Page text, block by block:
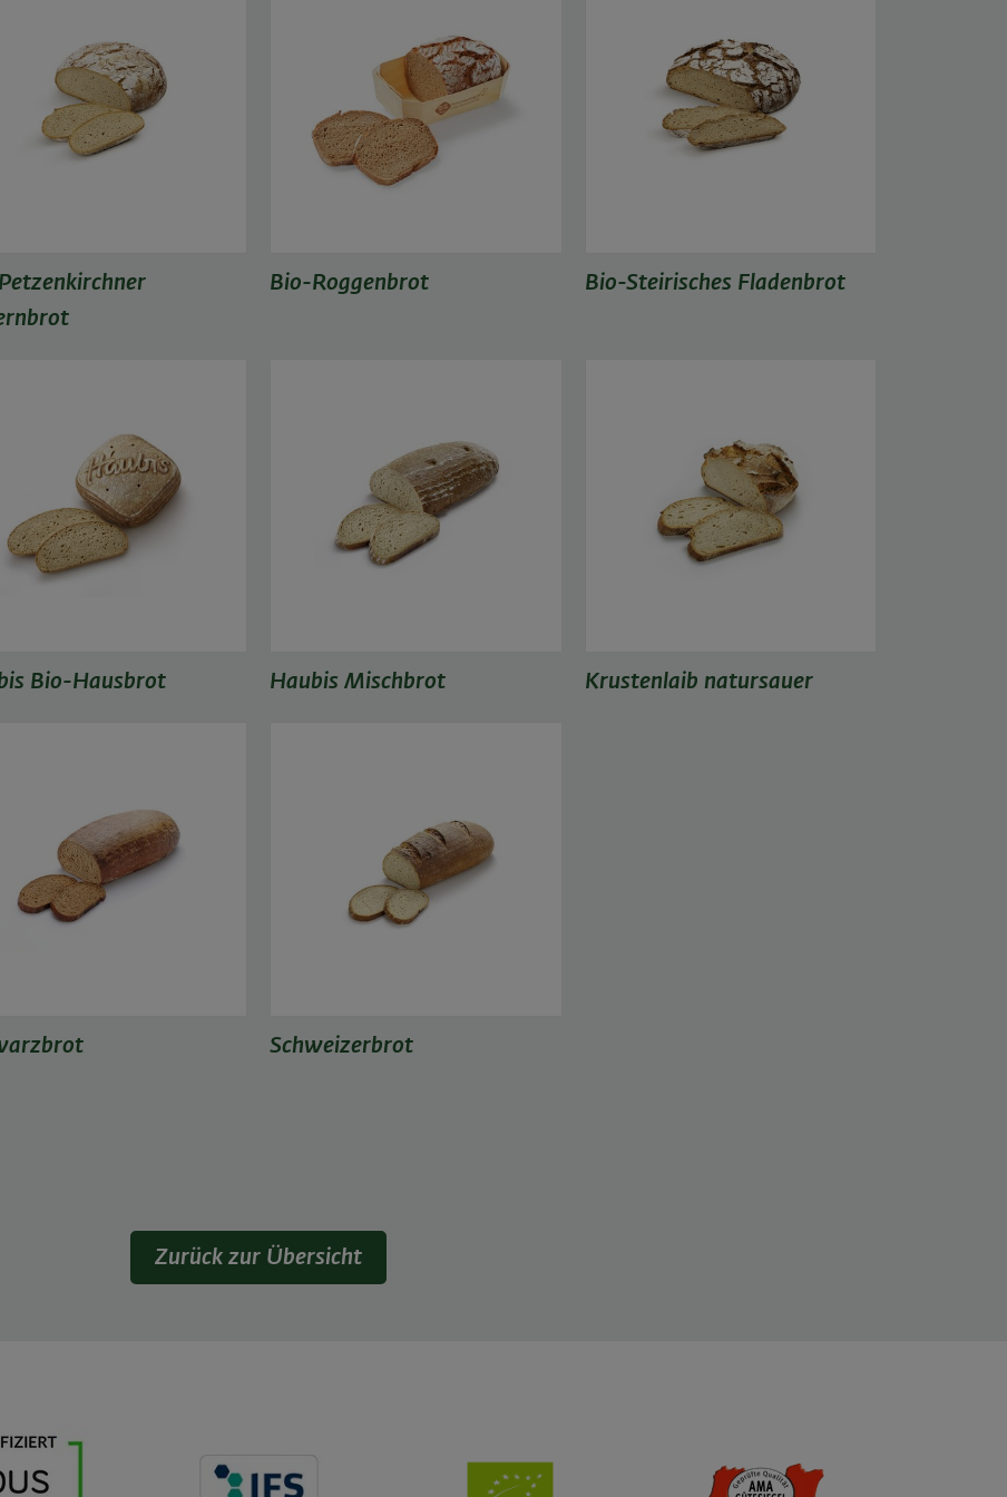
Bio-Roggenbrot Bio-Steirisches Fladenbrot
Bio-Hausbrot Haubis Mischbrot Krustenlaib natursauer
Schweizerbrot
Zurück zur Übersicht